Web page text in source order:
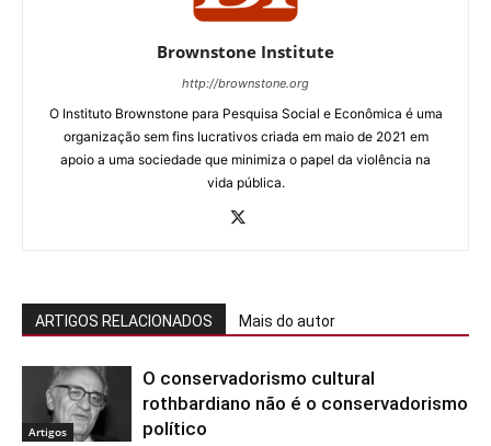
Brownstone Institute
http://brownstone.org
O Instituto Brownstone para Pesquisa Social e Econômica é uma
organização sem fins lucrativos criada em maio de 2021 em
apoio a uma sociedade que minimiza o papel da violência na
vida pública.
ARTIGOS RELACIONADOS Mais do autor
Artigos
O conservadorismo cultural
rothbardiano não é o conservadorismo
político